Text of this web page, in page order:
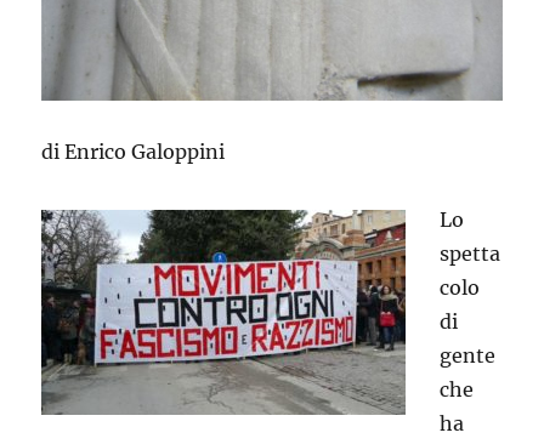
di Enrico Galoppini
Lo
spetta
colo
di
gente
che
ha